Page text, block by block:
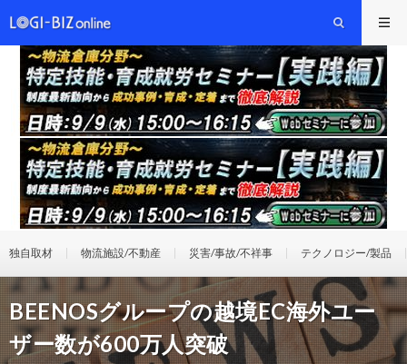
独自取材 物流施設/不動産 災害/事故/不祥事 テクノロジー/製品
BEENOSグループの越境EC海外ユー
ザー数が600万人突破